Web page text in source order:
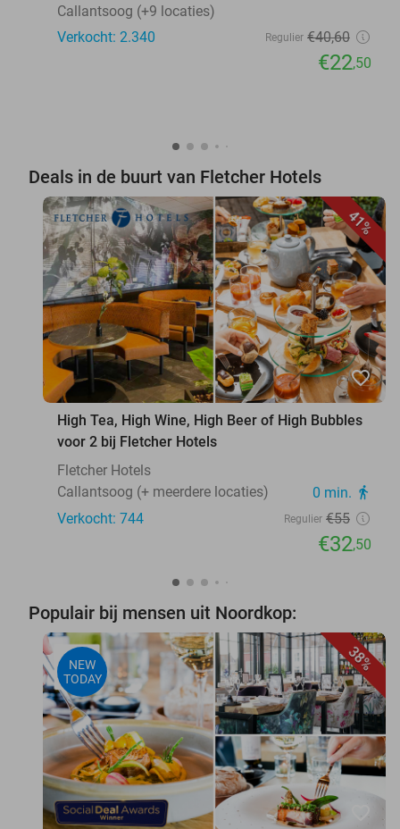
Callantsoog (+9 locaties)
Verkocht: 2.340
Regulier €40,60
€22,50
Deals in de buurt van Fletcher Hotels
41%
favorite_border
High Tea, High Wine, High Beer of High Bubbles
voor 2 bij Fletcher Hotels
Fletcher Hotels
Callantsoog (+ meerdere locaties)
0 min. directions_walk
Verkocht: 744 Regulier €55
€32,50
Populair bij mensen uit Noordkop:
38%
NEW
TODAY
favorite_border